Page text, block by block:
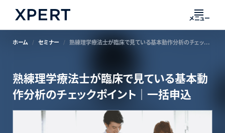
メニュー
ホーム セミナー 熟練理学療法士が臨床で見ている基本動作分析のチェックポイント｜一括申込
熟練理学療法士が臨床で見ている基本動
作分析のチェックポイント｜一括申込